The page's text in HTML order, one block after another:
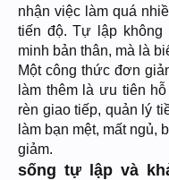
nhận việc làm quá
tiến độ. Tự lập không
minh bản thân, mà là
Một công thức đơn
làm thêm là ưu tiên
rèn giao tiếp, quản lý
làm bạn mệt, mất ngủ,
giảm.
sống tự lập và